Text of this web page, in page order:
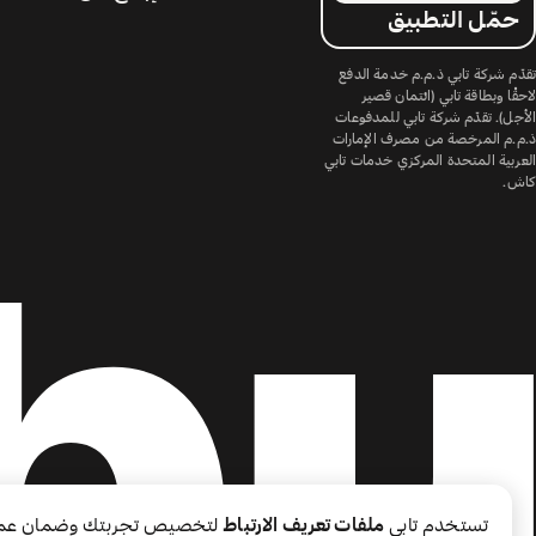
حمّل التطبيق
تقدّم شركة تابي ذ.م.م خدمة الدفع
لاحقًا وبطاقة تابي (ائتمان قصير
الأجل). تقدّم شركة تابي للمدفوعات
ذ.م.م المرخصة من مصرف الإمارات
العربية المتحدة المركزي خدمات تابي
كاش.
تستخدم تابي ملفات تعريف الارتباطلتخصيص تجربتك وضمان